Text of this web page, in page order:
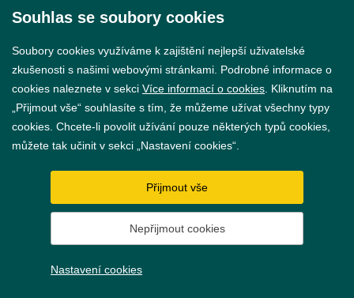
Nastavení cookies
Vytvořil webProgress
Souhlas se soubory cookies
Soubory cookies využíváme k zajištění nejlepší uživatelské
zkušenosti s našimi webovými stránkami. Podrobné informace o
cookies naleznete v sekci Více informací o cookies . Kliknutím na
„Přijmout vše“ souhlasíte s tím, že můžeme užívat všechny typy
cookies. Chcete-li povolit užívání pouze některých typů cookies,
můžete tak učinit v sekci „Nastavení cookies“.
Přijmout vše
Nepřijmout cookies
Nastavení cookies